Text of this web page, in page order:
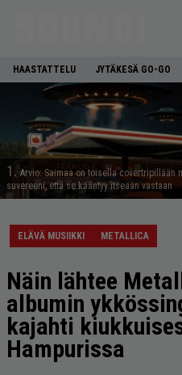
HAASTATTELU JYTÄKESÄ GO-GO
1. Arvio: Saimaa on toisella covertripillään
suvereeni, että se kääntyy itseään vastaan
ELÄVÄ MUSIIKKI METALLICA
Näin lähtee
albumin
kajahti
Hampurissa